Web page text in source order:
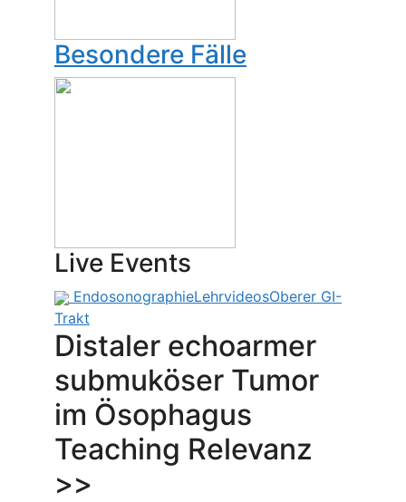
Besondere Fälle
Live Events
EndosonographieLehrvideosOberer GI-
Trakt
Distaler echoarmer
submuköser Tumor
im Ösophagus
Teaching Relevanz
>>